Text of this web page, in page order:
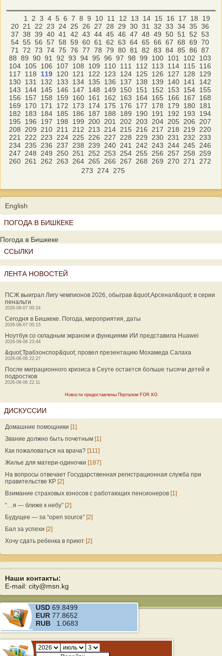
1 2 3 4 5 6 7 8 9 10 11 12 13 14 15 16 17 18
19
20 21 22 23 24 25 26 27 28 29 30 31 32 33 34 35 36
37 38 39 40 41 42 43 44 45 46 47 48 49 50 51 52 53
54 55 56 57 58 59 60 61 62 63 64 65 66 67 68 69 70
71
72 73 74 75 76 77 78 79 80 81 82 83 84 85 86 87
88 89 90 91 92 93 94 95 96 97 98 99 100 101 102
103
104 105 106 107 108 109 110 111 112 113 114 115
116
117
118 119 120 121 122 123 124 125 126 127 128
129
130 131 132 133 134 135 136 137 138 139 140 141
142
143
144 145 146 147 148 149 150 151 152 153 154 155
156
157 158 159 160 161 162 163 164 165 166 167
168
169
170 171 172 173 174 175 176 177 178 179 180 181
182
183 184 185 186 187 188 189 190 191 192 193
194
195
196 197 198 199 200 201 202 203 204 205 206
207
208
209 210 211 212 213 214 215 216 217 218 219
220
221
222 223 224 225 226 227 228 229 230 231 232
233
234 235 236 237 238 239 240 241 242 243 244 245
246
247
248 249 250 251 252 253 254 255 256 257 258
259
260 261 262 263 264 265 266 267 268 269 270 271
272
273
274 275
English
ПОГОДА В БИШКЕКЕ
Погода в Бишкеке
ССЫЛКИ
ЛЕНТА НОВОСТЕЙ
ПСЖ выиграл Лигу чемпионов 2026, обыграв &quot;Арсенал&quot; в серии
пенальти
2026-08-07 00:24
Сегодня в Бишкеке. Погода, мероприятия, даты
2026-08-07 00:15
Ноутбук со складным экраном и функциями ИИ представила Huawei
2026-08-06 23:44
&quot;Трабзонспор&quot; провел презентацию Мохамеда Салаха
2026-08-06 22:27
После миграционного кризиса в Сеуте остается больше тысячи детей и
подростков
2026-08-06 22:11
Новости предоставлены Порталом FOR.KG
ДИСКУССИИ
Домашние помощники [1]
Звание должно быть почетным [1]
Как пожаловаться на врача? [111]
Жилье для матери-одиночки [187]
На вопросы отвечает Государственная регистрационная служба при
правительстве КР [2]
Взимание страховых взносов с работающих пенсионеров [1]
“…я — ближе к небу” [2]
Будущее — за “open source” [2]
Бал за успехи [2]
Хочу сдать ребенка в приют [2]
Наши контакты:
E-mail: city@msn.kg
USD 69.8499
EUR 77.8652
RUB 1.0683